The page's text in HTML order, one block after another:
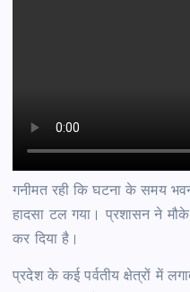
गनीमत रही कि घटना के समय
हादसा टल गया। प्रशासन ने
कर दिया है।
प्रदेश के कई पर्वतीय क्षेत्रों में